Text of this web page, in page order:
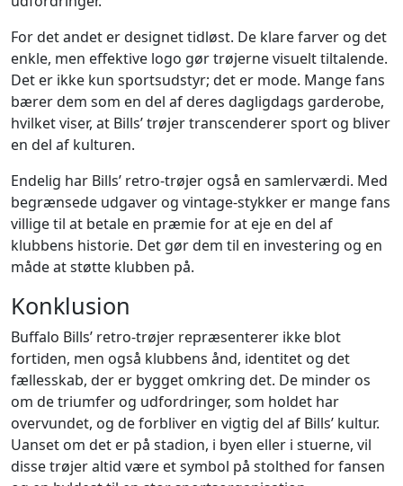
For det andet er designet tidløst. De klare farver og det
enkle, men effektive logo gør trøjerne visuelt tiltalende.
Det er ikke kun sportsudstyr; det er mode. Mange fans
bærer dem som en del af deres dagligdags garderobe,
hvilket viser, at Bills’ trøjer transcenderer sport og bliver
en del af kulturen.
Endelig har Bills’ retro-trøjer også en samlerværdi. Med
begrænsede udgaver og vintage-stykker er mange fans
villige til at betale en præmie for at eje en del af
klubbens historie. Det gør dem til en investering og en
måde at støtte klubben på.
Konklusion
Buffalo Bills’ retro-trøjer repræsenterer ikke blot
fortiden, men også klubbens ånd, identitet og det
fællesskab, der er bygget omkring det. De minder os
om de triumfer og udfordringer, som holdet har
overvundet, og de forbliver en vigtig del af Bills’ kultur.
Uanset om det er på stadion, i byen eller i stuerne, vil
disse trøjer altid være et symbol på stolthed for fansen